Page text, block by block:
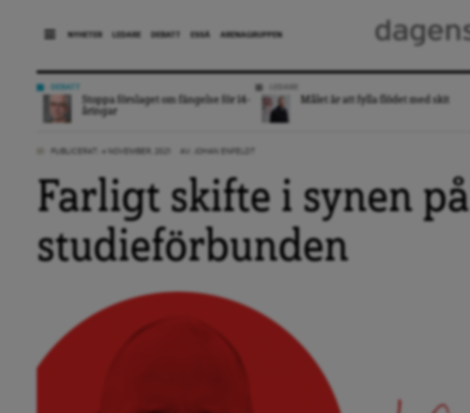
NYHETER LEDARE DEBATT ESSÄ ARENAGRUPPEN
Stoppa förslaget om fängelse för 14-
åringar
Målet är att fylla flödet med skit
Farligt skifte i synen på
studieförbunden